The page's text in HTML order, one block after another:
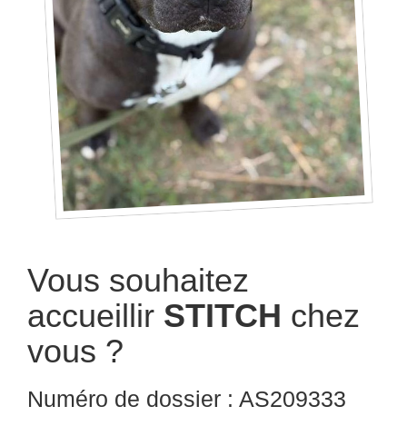
Vous souhaitez
accueillir STITCH chez
vous ?
Numéro de dossier : AS209333